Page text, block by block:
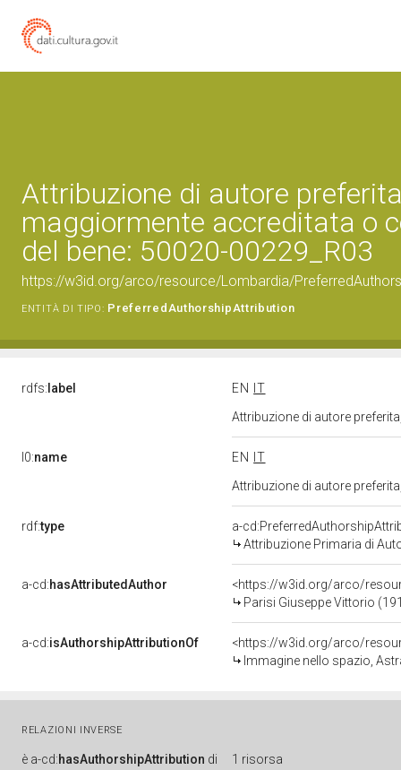
Attribuzione di autore
maggiormente accreditata o
del bene: 50020-00229_R03
https://w3id.org/arco/resource/Lombardia/
ENTITÀ DI TIPO: PreferredAuthorshipAttribution
rdfs: label EN
IT
Attribuzione di autore
l0:name EN
IT
Attribuzione di autore
rdf:type
a-
Attribuzione Primaria di
a-cd:hasAttributedAuthor
<https://w3id.org/arco/
Parisi Giuseppe Vittorio
a-cd:isAuthorshipAttributionOf
<https://w3id.org/arco/
Immagine nello spazio,
RELAZIONI INVERSE
è a-cd:hasAuthorshipAttribution di 1 risorsa